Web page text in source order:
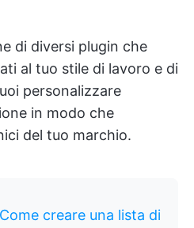
di diversi plugin che
al tuo stile di lavoro e di
personalizzare
in modo che
del tuo marchio.
Come creare una lista di